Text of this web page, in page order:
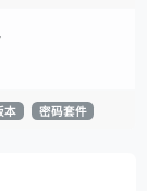
本 密码套件